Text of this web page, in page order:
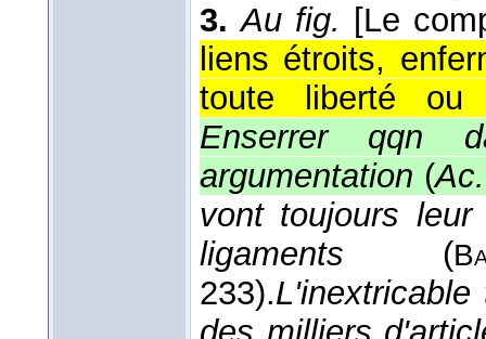
3. Au fig. [Le
liens étroits,
toute liberté ou
Enserrer qqn
argumentation (Ac.
vont toujours
ligaments (
233).